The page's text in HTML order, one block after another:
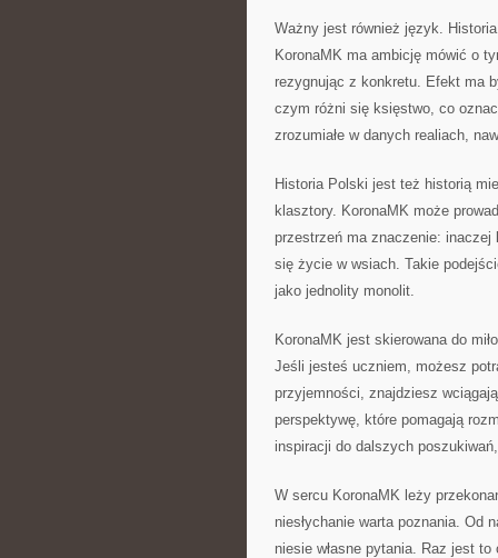
Ważny jest również język.
KoronaMK ma ambicję mówić o
rezygnując z konkretu. Efekt ma
czym różni się księstwo, co
zrozumiałe w danych realiach,
Historia Polski jest też historią
klasztory. KoronaMK może
przestrzeń ma znaczenie: inaczej
się życie w wsiach. Takie
jako jednolity monolit.
KoronaMK jest skierowana do
Jeśli jesteś uczniem, możesz
przyjemności, znajdziesz
perspektywę, które pomagają
inspiracji do dalszych
W sercu KoronaMK leży
niesłychanie warta poznania. Od
niesie własne pytania. Raz jest